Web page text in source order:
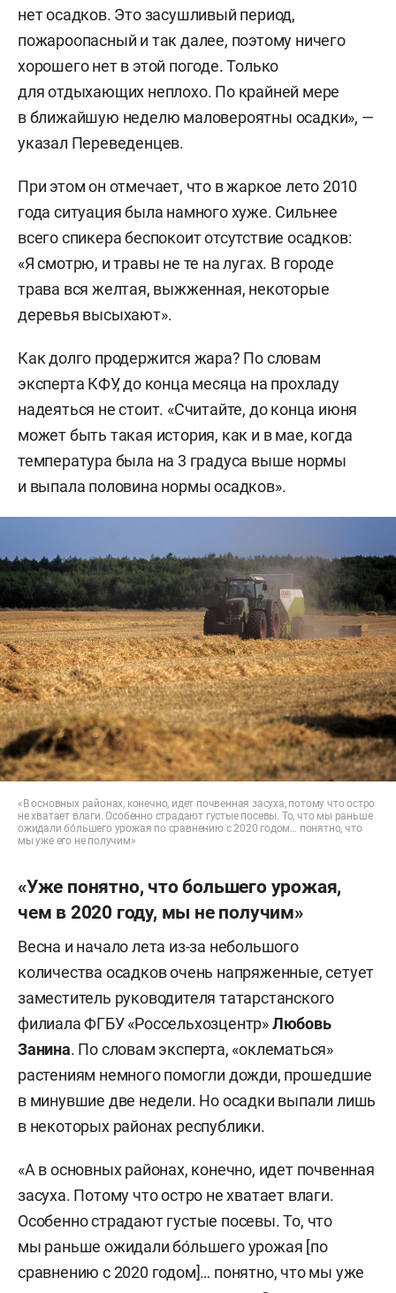
нет осадков. Это засушливый период,
пожароопасный и так далее, поэтому ничего
хорошего нет в этой погоде. Только
для отдыхающих неплохо. По крайней мере
в ближайшую неделю маловероятны осадки», —
указал Переведенцев.
При этом он отмечает, что в жаркое лето 2010
года ситуация была намного хуже. Сильнее
всего спикера беспокоит отсутствие осадков:
«Я смотрю, и травы не те на лугах. В городе
трава вся желтая, выжженная, некоторые
деревья высыхают».
Как долго продержится жара? По словам
эксперта КФУ, до конца месяца на прохладу
надеяться не стоит. «Считайте, до конца июня
может быть такая история, как и в мае, когда
температура была на 3 градуса выше нормы
и выпала половина нормы осадков».
«В основных районах, конечно, идет почвенная засуха, потому что остро
не хватает влаги. Особенно страдают густые посевы. То, что мы раньше
ожидали бо́льшего урожая по сравнению с 2020 годом… понятно, что
мы уже его не получим»
«Уже понятно, что большего урожая,
чем в 2020 году, мы не получим»
Весна и начало лета из-за небольшого
количества осадков очень напряженные, сетует
заместитель руководителя татарстанского
филиала ФГБУ «Россельхозцентр»Любовь
Занина. По словам эксперта, «оклематься»
растениям немного помогли дожди, прошедшие
в минувшие две недели. Но осадки выпали лишь
в некоторых районах республики.
«А в основных районах, конечно, идет почвенная
засуха. Потому что остро не хватает влаги.
Особенно страдают густые посевы. То, что
мы раньше ожидали бо́льшего урожая [по
сравнению с 2020 годом]… понятно, что мы уже